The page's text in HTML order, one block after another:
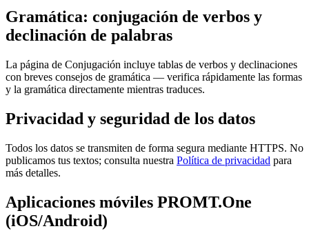
Gramática: conjugación de verbos y
declinación de palabras
La página de Conjugación incluye tablas de verbos y declinaciones
con breves consejos de gramática — verifica rápidamente las formas
y la gramática directamente mientras traduces.
Privacidad y seguridad de los datos
Todos los datos se transmiten de forma segura mediante HTTPS. No
publicamos tus textos; consulta nuestra Política de privacidad para
más detalles.
Aplicaciones móviles PROMT.One
(iOS/Android)